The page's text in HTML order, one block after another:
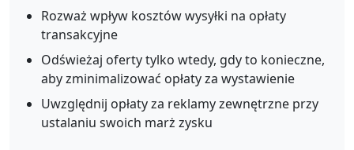
Rozważ wpływ kosztów wysyłki na opłaty
transakcyjne
Odświeżaj oferty tylko wtedy, gdy to konieczne,
aby zminimalizować opłaty za wystawienie
Uwzględnij opłaty za reklamy zewnętrzne przy
ustalaniu swoich marż zysku